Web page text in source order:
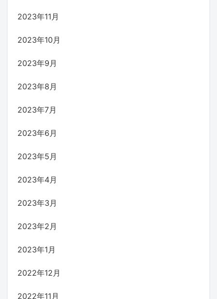
2023年11月
2023年10月
2023年9月
2023年8月
2023年7月
2023年6月
2023年5月
2023年4月
2023年3月
2023年2月
2023年1月
2022年12月
2022年11月